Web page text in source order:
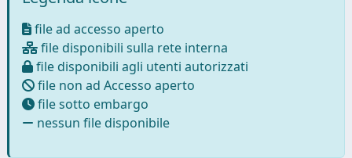
file ad accesso aperto
file disponibili sulla rete interna
file disponibili agli utenti autorizzati
file non ad Accesso aperto
file sotto embargo
nessun file disponibile